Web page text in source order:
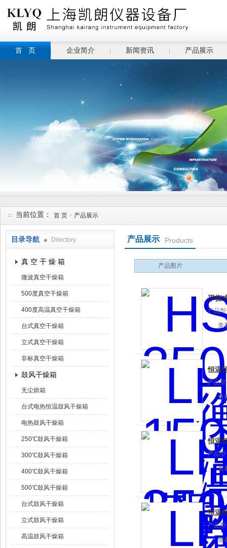
首 页 企业简介 新闻资讯 产品展示
当前位置： 首 页 > 产品展示
目录导航 Directory
真 空 干 燥 箱
微波真空干燥箱
500度真空干燥箱
400度高温真空干燥箱
台式真空干燥箱
立式真空干燥箱
非标真空干燥箱
鼓风干燥箱
无尘烘箱
台式电热恒温鼓风干燥箱
电热鼓风干燥箱
250℃鼓风干燥箱
300℃鼓风干燥箱
400℃鼓风干燥箱
500℃鼓风干燥箱
台式鼓风干燥箱
立式鼓风干燥箱
高温鼓风干燥箱
产品展示 Products
产品图片
平衡
产品型
查
恒温
产品型
查
恒温
产品型
查
恒温
产品
查